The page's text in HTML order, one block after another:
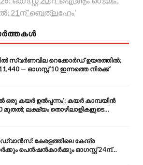
21ന് ‘ബെത്‌ലഹേം’
സ്വർണവില റെക്കോർഡ് ഉയരത്തിൽ;
— ഓഗസ്റ്റ് 10 ഇന്നത്തെ നിരക്ക്
ഒരു കയർ ഉൽപ്പന്നം’: കയർ കാമ്പയിൻ
മുതൽ; ലക്ഷ്യം തൊഴിലാളികളുടെ
കേരളത്തിലെ കേന്ദ്ര
പെൻഷൻകാർക്കും ഓഗസ്റ്റ് 24ന്
മുൻകൂർ